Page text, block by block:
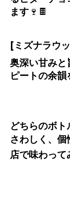
ます 🍷🍫
[ミズナラウ
奥深い甘みと
ピートの余
どちらのボ
さわしく、
店で味わっ